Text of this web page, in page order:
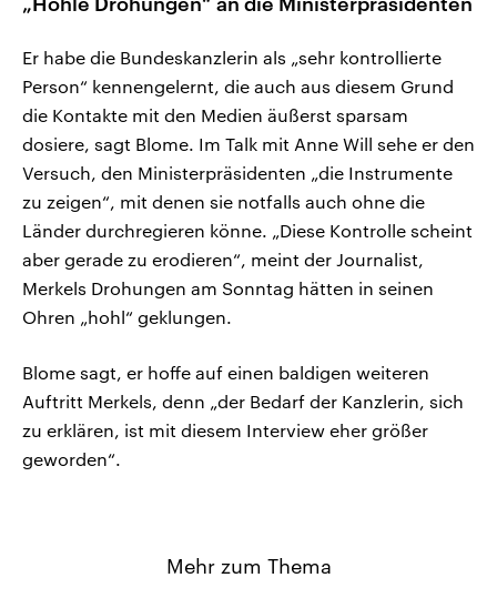
Er habe die Bundeskanzlerin als „sehr kontrollierte
Person“ kennengelernt, die auch aus diesem Grund
die Kontakte mit den Medien äußerst sparsam
dosiere, sagt Blome. Im Talk mit Anne Will sehe er den
Versuch, den Ministerpräsidenten „die Instrumente
zu zeigen“, mit denen sie notfalls auch ohne die
Länder durchregieren könne. „Diese Kontrolle scheint
aber gerade zu erodieren“, meint der Journalist,
Merkels Drohungen am Sonntag hätten in seinen
Ohren „hohl“ geklungen.
Blome sagt, er hoffe auf einen baldigen weiteren
Auftritt Merkels, denn „der Bedarf der Kanzlerin, sich
zu erklären, ist mit diesem Interview eher größer
geworden“.
Mehr zum Thema